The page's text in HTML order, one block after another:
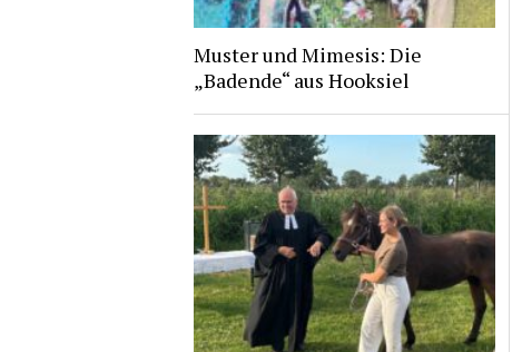
Muster und Mimesis: Die
„Badende“ aus Hooksiel